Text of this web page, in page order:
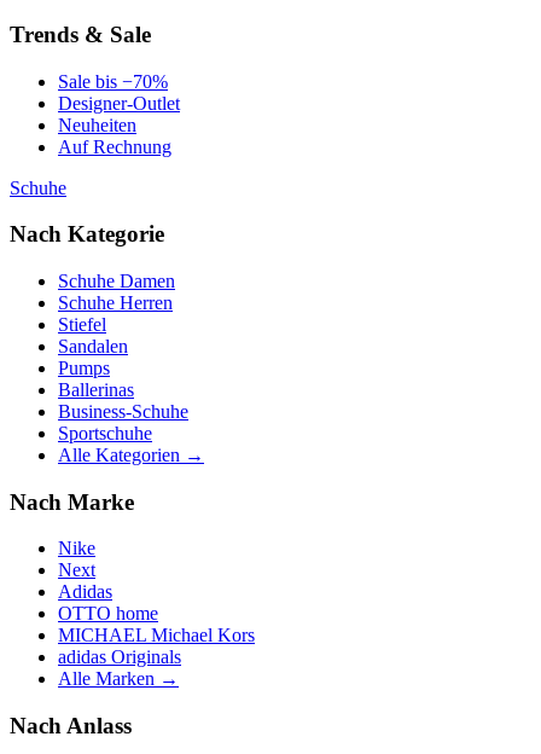
Trends & Sale
Sale bis −70%
Designer-Outlet
Neuheiten
Auf Rechnung
Schuhe
Nach Kategorie
Schuhe Damen
Schuhe Herren
Stiefel
Sandalen
Pumps
Ballerinas
Business-Schuhe
Sportschuhe
Alle Kategorien →
Nach Marke
Nike
Next
Adidas
OTTO home
MICHAEL Michael Kors
adidas Originals
Alle Marken →
Nach Anlass